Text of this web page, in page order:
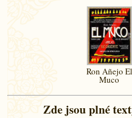
Ron Añejo El
Muco
Zde jsou plné